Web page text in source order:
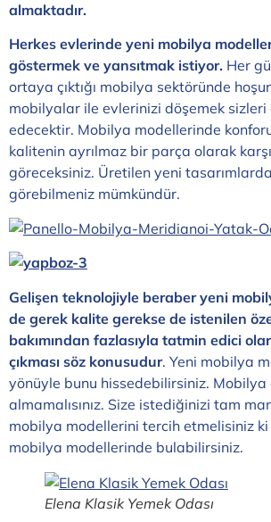
almaktadır.
Herkes evlerinde yeni mobilya
göstermek ve yansıtmak istiyor. Her
ortaya çıktığı mobilya sektöründe
mobilyalar ile evlerinizi döşemek sizleri
edecektir. Mobilya modellerinde
kalitenin ayrılmaz bir parça olarak
göreceksiniz. Üretilen yeni
görebilmeniz mümkündür.
Gelişen teknolojiyle beraber yeni
de gerek kalite gerekse de istenilen
bakımından fazlasıyla tatmin edici
çıkması söz konusudur. Yeni mobilya
yönüyle bunu hissedebilirsiniz. Mobilya
almamalısınız. Size istediğinizi tam
mobilya modellerini tercih etmelisiniz ki
mobilya modellerinde bulabilirsiniz.
Elena Klasik Yemek Odası